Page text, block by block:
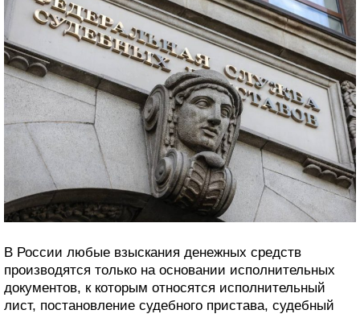
В России любые взыскания денежных средств
производятся только на основании исполнительных
документов, к которым относятся исполнительный
лист, постановление судебного пристава, судебный